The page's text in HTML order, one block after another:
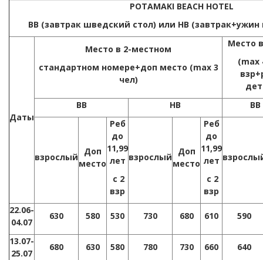
POTAMAKI BEACH HOTEL
BB (завтрак шведский стол) или НВ
Даты
Место в 2-местном
стандартном номере+доп место (max3
чел)
Место
(max
ВВ
НВ ВВ
взрослый
Доп
место
Реб
до
11,99
лет
с 2
взр
взрослый
Доп
место
Реб
до
11,99
лет
с 2
взр
22.06-
04.07
630 580 530 730 680 610 590
13.07-
25.07
680 630 580 780 730 660 640